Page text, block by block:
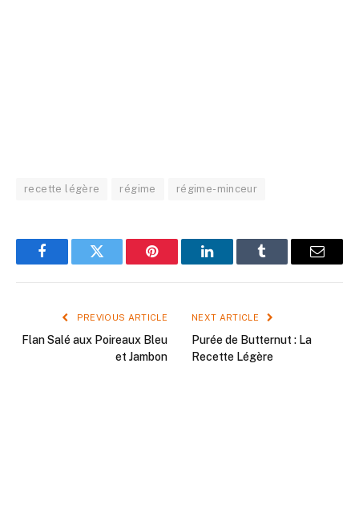
recette légère régime régime-minceur
FacebookTwitter Pinterest LinkedInTumblr Email
PREVIOUS ARTICLE
Flan Salé aux Poireaux Bleu
et Jambon
NEXT ARTICLE
Purée de Butternut : La
Recette Légère